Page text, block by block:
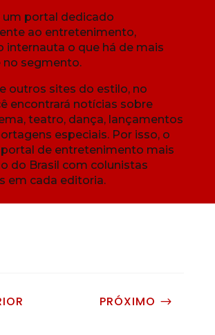
um portal dedicado
ao entretenimento,
internauta o que há de mais
segmento.
outros sites do estilo, no
encontrará notícias sobre
teatro, dança, lançamentos
especiais. Por isso, o
portal de entretenimento mais
do Brasil com colunistas
em cada editoria.
PRÓXIMO $